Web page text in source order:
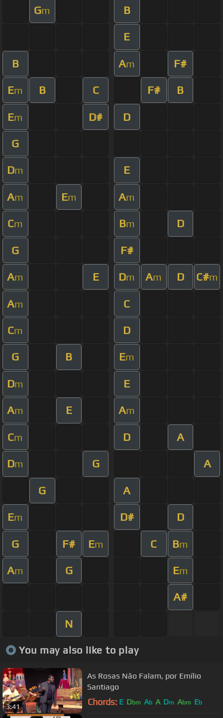
Gm B
E
B Am F#
Em B C F# B
Em D# D
G
Dm E
Am Em Am
Cm Bm D
G F#
Am E Dm Am D C#m
Am C
Cm D
G B Em
Dm E
Am E Am
Cm D A
Dm G A
G A
Em D# D
G F# Em C Bm
Am G Em
A#
N
You may also like to play
3:41
As Rosas Não Falam, por Emílio
Santiago
Chords: E Dbm Ab A Dm Abm Eb